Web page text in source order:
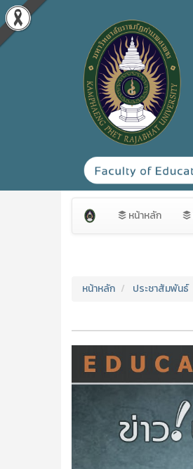
หน้าหลัก
หน้าหลัก ประชาสัมพันธ์